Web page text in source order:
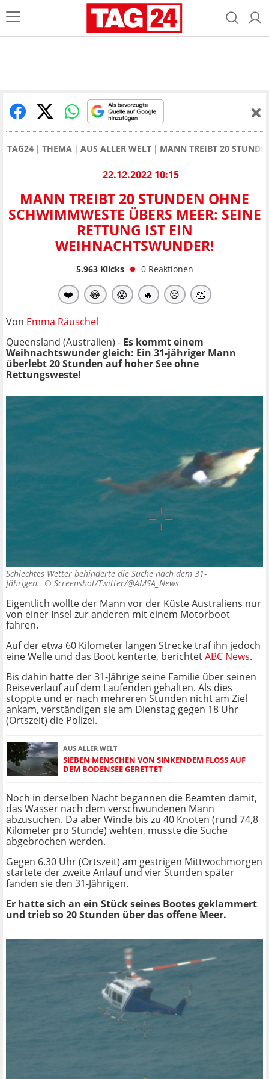
TAG24 THEMA AUS ALLER WELT MANN TREIBT 20
22.12.2022 10:15
MANN TREIBT 20 STUNDEN OHNE
SCHWIMMWESTE ÜBERS MEER: SEINE
RETTUNG IST EIN
WEIHNACHTSWUNDER!
5.963Klicks 0 Reaktionen
❤️ 😂 😱 🔥 😥 👏
Von Emma Räuschel
Queensland (Australien) - Es kommt einem
Weihnachtswunder gleich: Ein 31-jähriger Mann
überlebt 20 Stunden auf hoher See ohne
Rettungsweste!
Schlechtes Wetter behinderte die Suche nach dem 31-
Jährigen. © Screenshot/Twitter/@AMSA_News
Eigentlich wollte der Mann vor der Küste Australiens nur
von einer Insel zur anderen mit einem Motorboot
fahren.
Auf der etwa 60 Kilometer langen Strecke traf ihn jedoch
eine Welle und das Boot kenterte, berichtetABC News.
Bis dahin hatte der 31-Jährige seine Familie über seinen
Reiseverlauf auf dem Laufenden gehalten. Als dies
stoppte und er nach mehreren Stunden nicht am Ziel
ankam, verständigen sie am Dienstag gegen 18 Uhr
(Ortszeit) die Polizei.
AUS ALLER WELT
SIEBEN MENSCHEN VON SINKENDEM FLOSS AUF D
EM BODENSEE GERETTET
Noch in derselben Nacht begannen die Beamten damit,
das Wasser nach dem verschwundenen Mann
abzusuchen. Da aber Winde bis zu 40 Knoten (rund 74,8
Kilometer pro Stunde) wehten, musste die Suche
abgebrochen werden.
Gegen 6.30 Uhr (Ortszeit) am gestrigen Mittwochmorgen
startete der zweite Anlauf und vier Stunden später
fanden sie den 31-Jährigen.
Er hatte sich an ein Stück seines Bootes geklammert
und trieb so 20 Stunden über das offene Meer.